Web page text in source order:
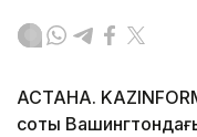
АСТАНА.
соты